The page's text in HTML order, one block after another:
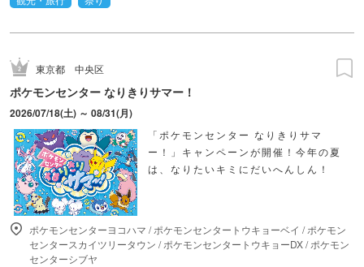
東京都 中央区
ポケモンセンター なりきりサマー！
2026/07/18(土) ～ 08/31(月)
「ポケモンセンター なりきりサマ
ー！」キャンペーンが開催！今年の夏
は、なりたいキミにだいへんしん！
ポケモンセンターヨコハマ /ポケモンセンタートウキョーベイ /ポケモン
センタースカイツリータウン /ポケモンセンタートウキョーDX/ポケモン
センターシブヤ